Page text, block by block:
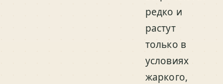
редко и
растут
только в
условиях
жаркого,